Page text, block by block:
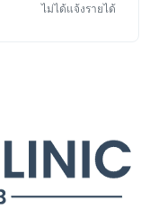
ไม่ได้แจ้งรายได้